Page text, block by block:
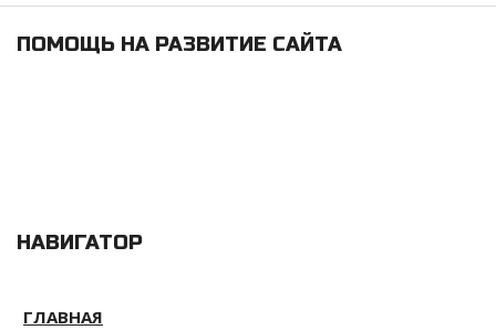
ПОМОЩЬ НА РАЗВИТИЕ САЙТА
НАВИГАТОР
ГЛАВНАЯ